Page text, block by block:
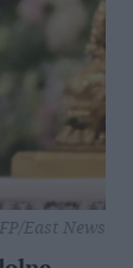
East News